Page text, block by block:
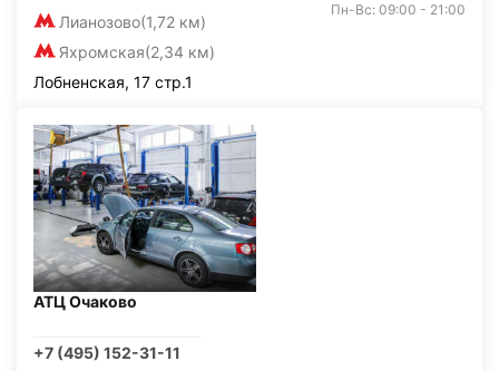
Лианозово(1,72 км)
Яхромская(2,34 км)
Пн-Вс: 09:00 - 21:00
Лобненская, 17 стр.1
АТЦ Очаково
+7 (495) 152-31-11